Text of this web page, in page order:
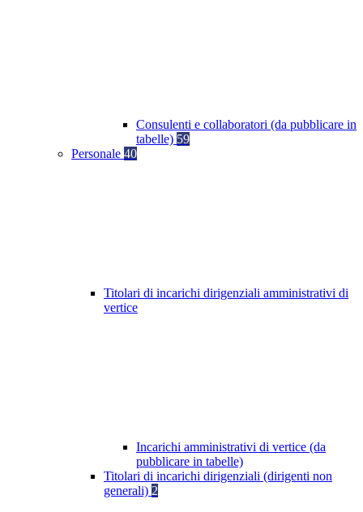
Consulenti e collaboratori (da pubblicare in
tabelle) 59
Personale 40
Titolari di incarichi dirigenziali amministrativi di
vertice
Incarichi amministrativi di vertice (da
pubblicare in tabelle)
Titolari di incarichi dirigenziali (dirigenti non
generali) 2